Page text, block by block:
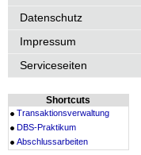
Datenschutz
Impressum
Serviceseiten
Shortcuts
Transaktionsverwaltung
DBS-Praktikum
Abschlussarbeiten